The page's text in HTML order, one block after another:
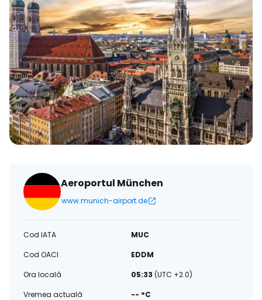
Aeroportul München
www.munich-airport.de
Cod IATA
MUC
Cod OACI
EDDM
Ora locală
05:33 (UTC +2.0)
Vremea actuală
-- °C